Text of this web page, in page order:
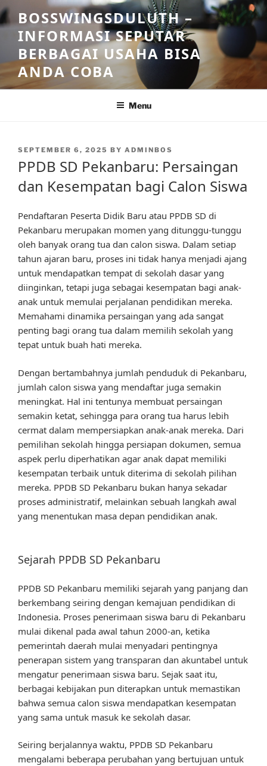
Skip
to
content
BOSSWINGSDULUTH –
INFORMASI SEPUTAR
BERBAGAI USAHA BISA
ANDA COBA
Menu
POSTED
SEPTEMBER 6, 2025 BY ADMINBOS
PPDB SD Pekanbaru: Persaingan
dan Kesempatan bagi Calon Siswa
Pendaftaran Peserta Didik Baru atau PPDB SD di
Pekanbaru merupakan momen yang ditunggu-tunggu
oleh banyak orang tua dan calon siswa. Dalam setiap
tahun ajaran baru, proses ini tidak hanya menjadi ajang
untuk mendapatkan tempat di sekolah dasar yang
diinginkan, tetapi juga sebagai kesempatan bagi anak-
anak untuk memulai perjalanan pendidikan mereka.
Memahami dinamika persaingan yang ada sangat
penting bagi orang tua dalam memilih sekolah yang
tepat untuk buah hati mereka.
Dengan bertambahnya jumlah penduduk di Pekanbaru,
jumlah calon siswa yang mendaftar juga semakin
meningkat. Hal ini tentunya membuat persaingan
semakin ketat, sehingga para orang tua harus lebih
cermat dalam mempersiapkan anak-anak mereka. Dari
pemilihan sekolah hingga persiapan dokumen, semua
aspek perlu diperhatikan agar anak dapat memiliki
kesempatan terbaik untuk diterima di sekolah pilihan
mereka. PPDB SD Pekanbaru bukan hanya sekadar
proses administratif, melainkan sebuah langkah awal
yang menentukan masa depan pendidikan anak.
Sejarah PPDB SD Pekanbaru
PPDB SD Pekanbaru memiliki sejarah yang panjang dan
berkembang seiring dengan kemajuan pendidikan di
Indonesia. Proses penerimaan siswa baru di Pekanbaru
mulai dikenal pada awal tahun 2000-an, ketika
pemerintah daerah mulai menyadari pentingnya
penerapan sistem yang transparan dan akuntabel untuk
mengatur penerimaan siswa baru. Sejak saat itu,
berbagai kebijakan pun diterapkan untuk memastikan
bahwa semua calon siswa mendapatkan kesempatan
yang sama untuk masuk ke sekolah dasar.
Seiring berjalannya waktu, PPDB SD Pekanbaru
mengalami beberapa perubahan yang bertujuan untuk